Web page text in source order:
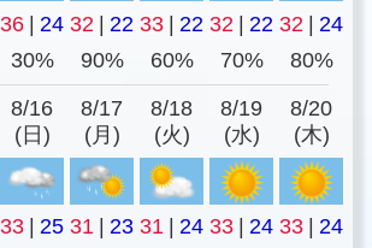
36 24 32 22 33 22 32 22 32
24
30% 90% 60% 70% 80%
8/16
(日)
8/17
(月)
8/18
(火)
8/19
(水)
8/20
(木)
33 25 31 23 31 24 33 24 33
24